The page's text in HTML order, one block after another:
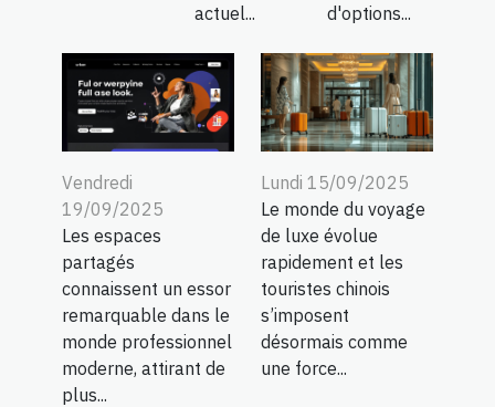
actuel...
d'options...
Vendredi
19/09/2025
Les espaces
partagés
connaissent un essor
remarquable dans le
monde professionnel
moderne, attirant de
plus...
Lundi 15/09/2025
Le monde du voyage
de luxe évolue
rapidement et les
touristes chinois
s’imposent
désormais comme
une force...